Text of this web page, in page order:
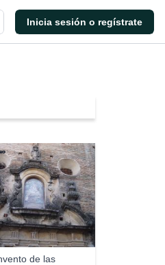
Inicia sesión o regístrate
de las